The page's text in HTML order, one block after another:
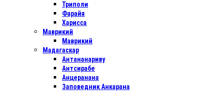
Триполи
Фарайя
Харисса
Маврикий
Маврикий
Мадагаскар
Антананариву
Антсирабе
Анцеранана
Заповедник Анкарана